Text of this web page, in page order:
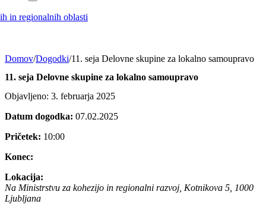
in regionalnih oblasti
Domov/Dogodki/11. seja Delovne skupine za lokalno samoupravo
11. seja Delovne skupine za lokalno samoupravo
Objavljeno: 3. februarja 2025
Datum dogodka: 07.02.2025
Pričetek: 10:00
Konec:
Lokacija:
Na Ministrstvu za kohezijo in regionalni razvoj, Kotnikova 5, 1000
Ljubljana